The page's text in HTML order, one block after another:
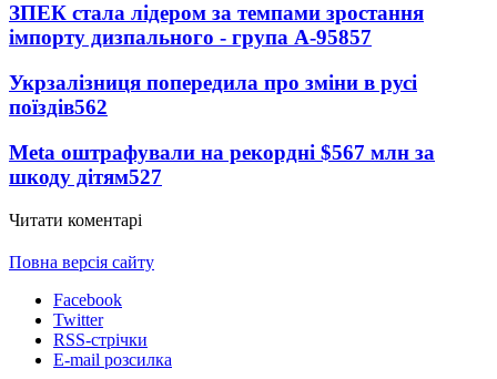
ЗПЕК стала лідером за темпами зростання
імпорту дизпального - група А-95857
Укрзалізниця попередила про зміни в русі
поїздів562
Meta оштрафували на рекордні $567 млн за
шкоду дітям527
Читати коментарі
Повна версія сайту
Facebook
Twitter
RSS-стрічки
E-mail розсилка